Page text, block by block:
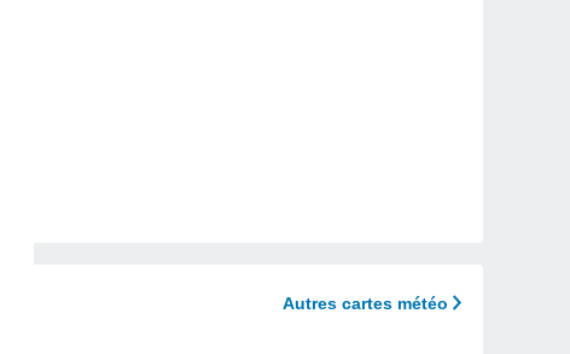
Autres cartes météo